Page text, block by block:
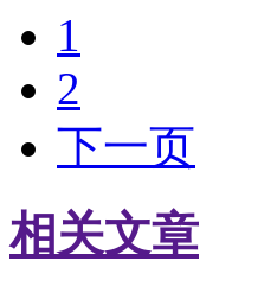
1
2
下一页
相关文章